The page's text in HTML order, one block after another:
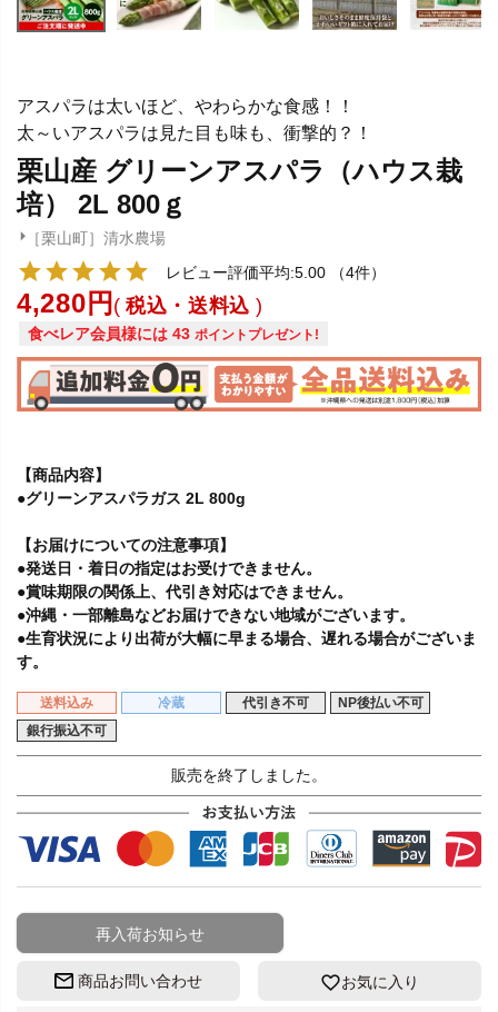
アスパラは太いほど、やわらかな食感！！
太～いアスパラは見た目も味も、衝撃的？！
栗山産 グリーンアスパラ（ハウス栽
培） 2L 800ｇ
［栗山町］清水農場
レビュー評価平均:5.00
（4件）
4,280 税込・送料込
食べレア会員様には 43 ポイントプレゼント!
【商品内容】
●グリーンアスパラガス 2L 800g
【お届けについての注意事項】
●発送日・着日の指定はお受けできません。
●賞味期限の関係上、代引き対応はできません。
●沖縄・一部離島などお届けできない地域がございます。
●生育状況により出荷が大幅に早まる場合、遅れる場合がございま
す。
送料込み 冷蔵 代引き不可
NP後払い不可
銀行振込不可
販売を終了しました。
再入荷お知らせ
商品お問い合わせ お気に入り